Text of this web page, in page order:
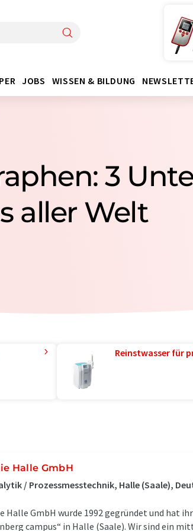
JOBS WISSEN & BILDUNG
3
aller Welt
Reinstwasser für
Halle GmbH
/ Prozessmesstechnik, Halle (Saale),
Halle GmbH wurde 1992 gegründet und hat
campus“ in Halle (Saale). Wir sind ein